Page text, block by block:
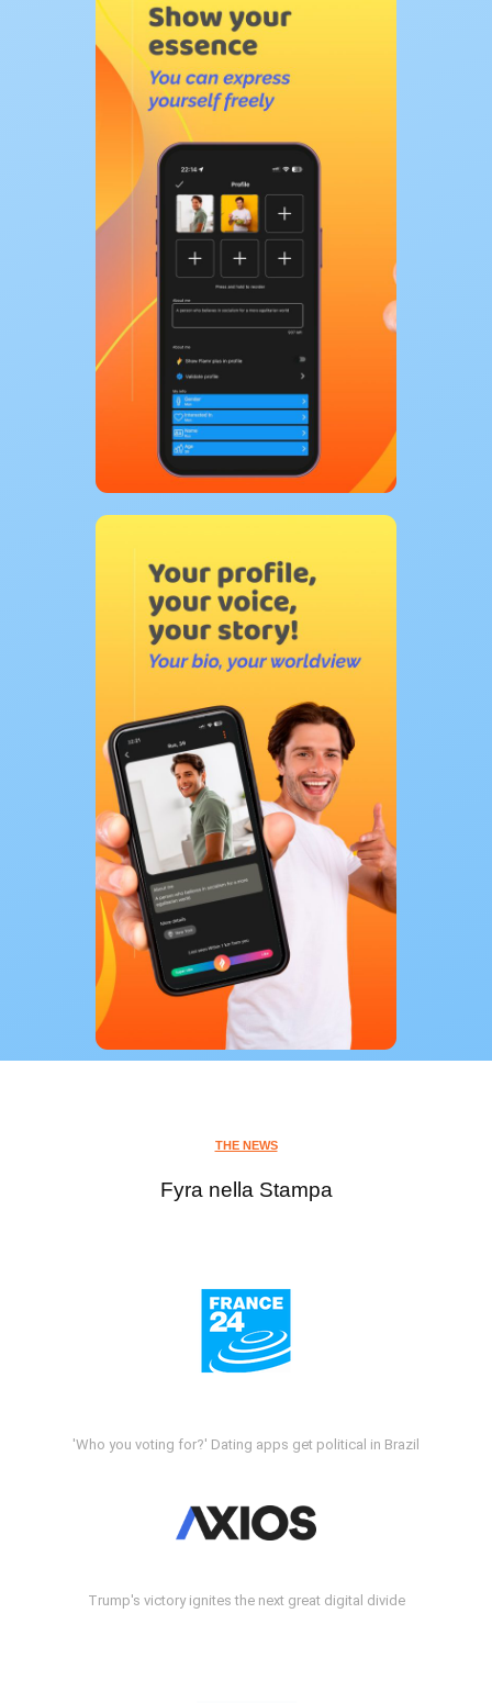
THE NEWS
Fyra nella Stampa
'Who you voting for?' Dating apps get political in Brazil
Trump's victory ignites the next great digital divide